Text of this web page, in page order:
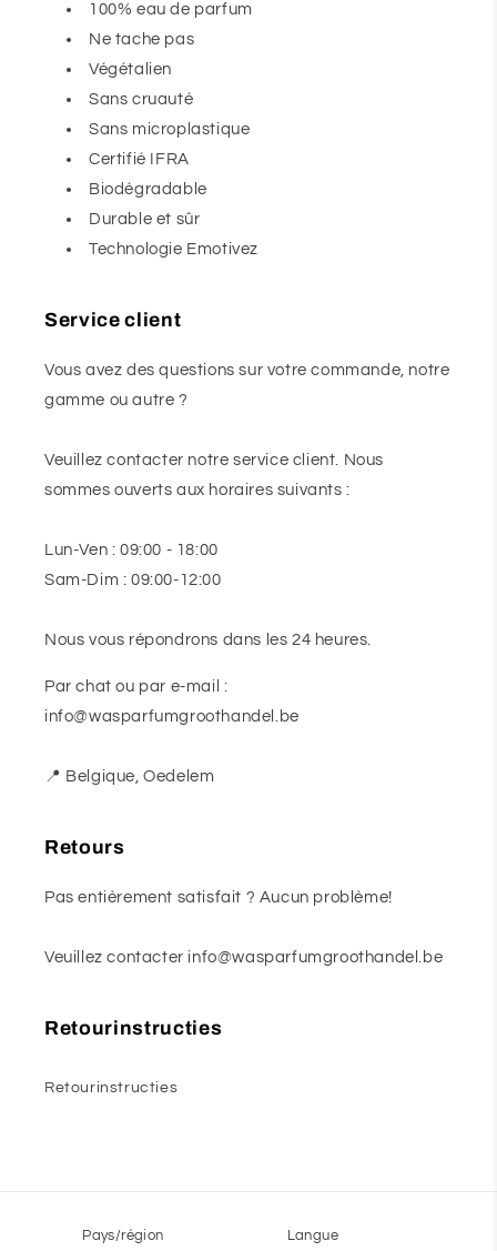
100% eau de parfum
Ne tache pas
Végétalien
Sans cruauté
Sans microplastique
Certifié IFRA
Biodégradable
Durable et sûr
Technologie Emotivez
Service client
Vous avez des questions sur votre commande, notre
gamme ou autre ?
Veuillez contacter notre service client. Nous
sommes ouverts aux horaires suivants :
Lun-Ven : 09:00 - 18:00
Sam-Dim : 09:00-12:00
Nous vous répondrons dans les 24 heures.
Par chat ou par e-mail :
info@wasparfumgroothandel.be
📍 Belgique, Oedelem
Retours
Pas entièrement satisfait ? Aucun problème!
Veuillez contacter info@wasparfumgroothandel.be
Retourinstructies
Retourinstructies
Pays/région Langue